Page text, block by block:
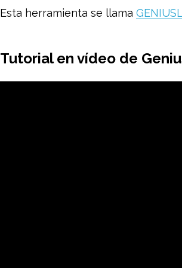
Esta herramienta se llama
Tutorial en vídeo de